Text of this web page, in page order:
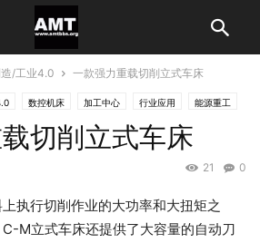
/工业4.0 一款强力重载切削立式车床
数控机床 加工中心 行业应用 能源重工
切削立式车床
0
21
执行切削作业的大功率和大扭矩之
M立式车床还提供了大容量的自动刀